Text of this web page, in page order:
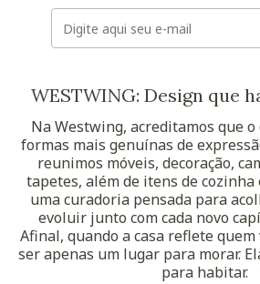
E-mail
WESTWING: Design que
Na Westwing, acreditamos que o
formas mais genuínas de
reunimos móveis, decoração,
tapetes, além de itens de cozinha
uma curadoria pensada para
evoluir junto com cada novo
Afinal, quando a casa reflete quem
ser apenas um lugar para morar.
para habitar.